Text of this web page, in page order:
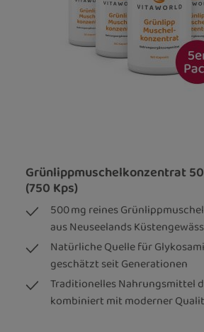
Grünlippmuschelkonzentrat
(750 Kps)
500 mg reines
aus Neuseelands
Natürliche Quelle für
geschätzt seit Generationen
Traditionelles Nahrungsmittel
kombiniert mit moderner